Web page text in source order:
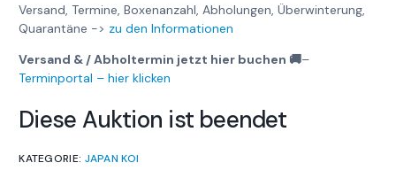
Versand, Termine, Boxenanzahl, Abholungen, Überwinterung,
Quarantäne -> zu den Informationen
Versand & / Abholtermin jetzt hier buchen 🚚–
Terminportal – hier klicken
Diese Auktion ist beendet
KATEGORIE: JAPAN KOI